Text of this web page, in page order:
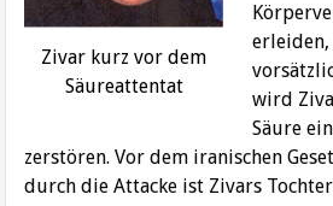
Zivar kurz vor dem
Säureattentat
erleiden,
wird
Säure
zerstören. Vor dem iranischen
durch die Attacke ist Zivars